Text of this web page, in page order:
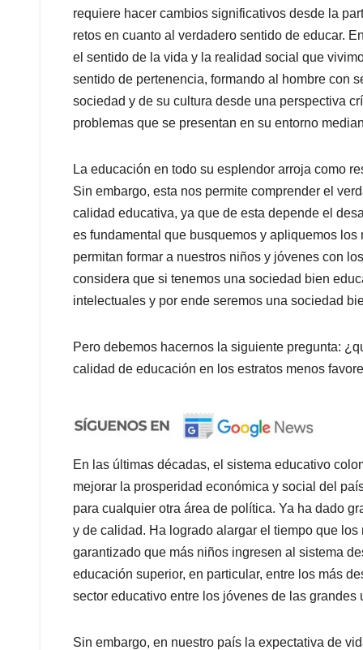
requiere hacer cambios significativos desde la
retos en cuanto al verdadero sentido de educar.
el sentido de la vida y la realidad social que
sentido de pertenencia, formando al hombre con
sociedad y de su cultura desde una perspectiva
problemas que se presentan en su entorno
La educación en todo su esplendor arroja como
Sin embargo, esta nos permite comprender el
calidad educativa, ya que de esta depende el
es fundamental que busquemos y apliquemos
permitan formar a nuestros niños y jóvenes con
considera que si tenemos una sociedad bien
intelectuales y por ende seremos una sociedad
Pero debemos hacernos la siguiente pregunta:
calidad de educación en los estratos menos
En las últimas décadas, el sistema educativo
mejorar la prosperidad económica y social del
para cualquier otra área de política. Ya ha dado
y de calidad. Ha logrado alargar el tiempo que
garantizado que más niños ingresen al sistema
educación superior, en particular, entre los más
sector educativo entre los jóvenes de las
Sin embargo, en nuestro país la expectativa de